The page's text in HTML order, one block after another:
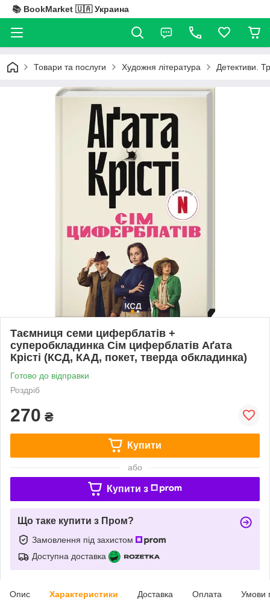
📚 BookMarket 🇺🇦 Украина
Товари та послуги Художня література Детективи.
Таємниця семи циферблатів +
суперобкладинка Сім циферблатів Аґата
Крісті (КСД, КАД, покет, тверда обкладинка)
Готово до відправки
Роздріб
270 ₴
Купити
або
Купити з
Що таке купити з Пром?
Замовлення під захистом
Доступна доставка
Опис Характеристики Доставка Оплата Умови